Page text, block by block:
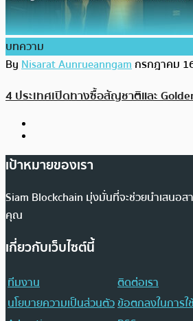
บทความ
ByNisarat Aunrueanngamกรกฎาคม
4 ประเทศเปิดทางซื้อสัญชาติและ
เป้าหมายของเรา
Siam Blockchain มุ่งมั่นที่จะช่วยนำเสนอส
คุณ
เกี่ยวกับเว็บไซต์นี้
ทีมงาน
ติดต่อเรา
นโยบายความเป็นส่วนตัวข้อตกลงในการใ